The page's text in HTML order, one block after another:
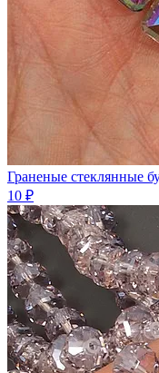
Граненые стеклянные
10 ₽